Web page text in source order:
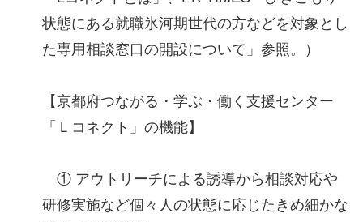
状態にある就職氷河期世代の方などを対象とし
た専用相談窓口の開設について」参照。）
【京都府つながる・学ぶ・働く支援センター
「Ｌコネクト」の機能】
① アウトリーチによる誘導から相談対応や
研修実施など個々人の状態に応じたきめ細かな